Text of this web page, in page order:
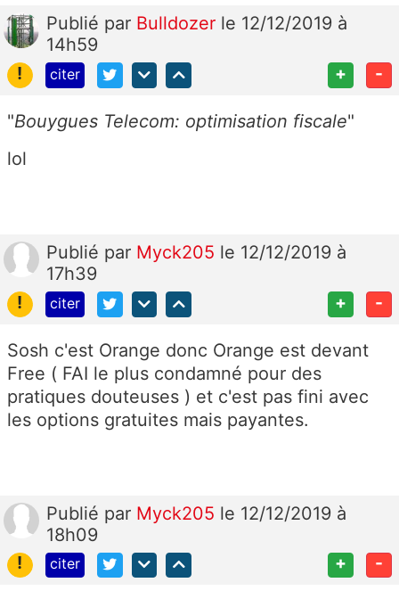
Publié par Bulldozer le 12/12/2019 à
14h59
!
citer + -
"Bouygues Telecom: optimisation fiscale"
lol
Publié par Myck205 le 12/12/2019 à
17h39
!
citer + -
Sosh c'est Orange donc Orange est devant
Free ( FAI le plus condamné pour des
pratiques douteuses ) et c'est pas fini avec
les options gratuites mais payantes.
Publié par Myck205 le 12/12/2019 à
18h09
!
citer + -